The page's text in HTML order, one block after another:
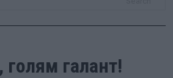
голям галант!